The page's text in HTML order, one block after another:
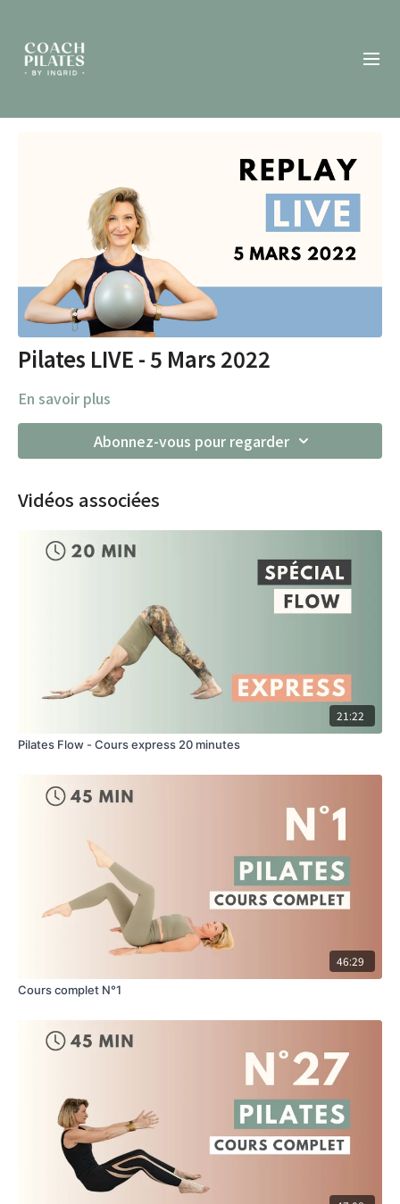
Pilates LIVE - 5 Mars 2022
En savoir plus
Abonnez-vous pour regarder
Vidéos associées
21:22
Pilates Flow - Cours express 20 minutes
46:29
Cours complet N°1